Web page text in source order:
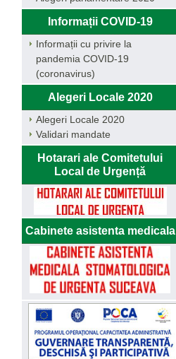
Informații COVID-19
Informații cu privire la
pandemia COVID-19
(coronavirus)
Alegeri Locale 2020
Alegeri Locale 2020
Validari mandate
Hotarari ale Comitetului
Local de Urgență
Cabinete asistenta medicala